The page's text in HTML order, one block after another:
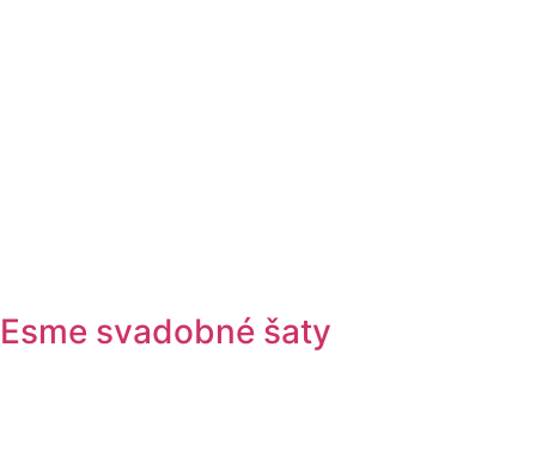
Esme svadobné šaty